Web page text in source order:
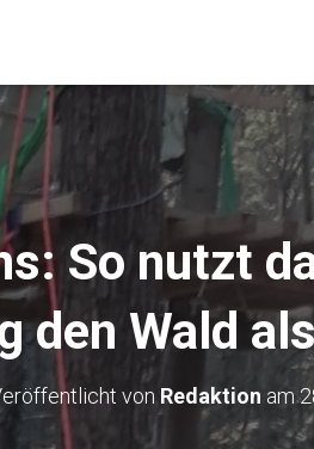
So nutzt
den Wald
von Redaktion am